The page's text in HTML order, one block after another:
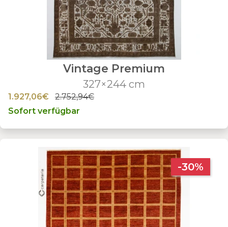
Vintage Premium
327×244 cm
1.927,06€
2.752,94€
Sofort verfügbar
-30%